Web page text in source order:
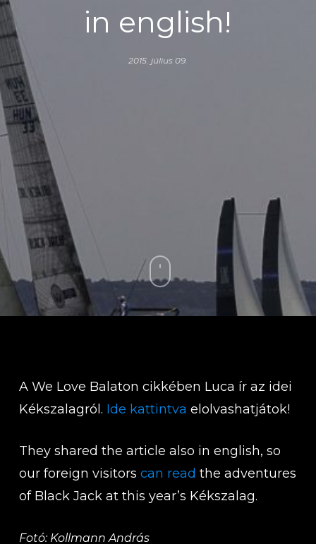
in english!
2015. július 09.
A We Love Balaton cikkében Luca ír az idei
Kékszalagról. Ide kattintva elolvashatjátok!
They shared the article also in english, so
our foreign visitors can read the adventures
of Black Jack at this year’s Kékszalag.
Fotó: Kollmann András